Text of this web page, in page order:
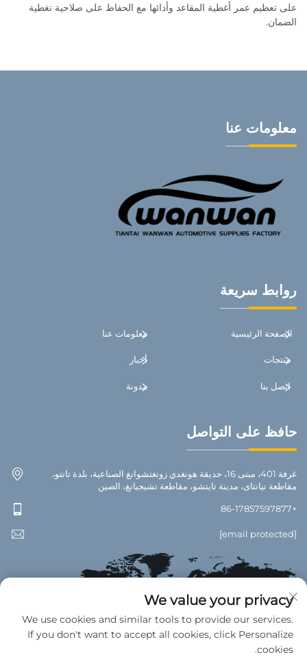
على تعظيم عمر أغطية المقاعد وأدائها مع الحفاظ على صلاحية تغطية
الضمان.
معلومات عنا
روابط سريعة
الصفحة الرئيسية معلومات عنا
منتجات أخبار
اتصل بنا مدونة
حافظ على التواصل
غرفة 401، مبنى 16، حديقة هونغدي زونغتشوانغ الصناعية، بلدة تانتو،
مقاطعة تيانتاى، مدينة تايتشو، مقاطعة تشيجيانغ، الصين
+86-17857597877
[email protected]
We value your privacy
We use cookies and similar tools to provide our services.
If you don't want to accept all cookies, click Personalize
cookies.